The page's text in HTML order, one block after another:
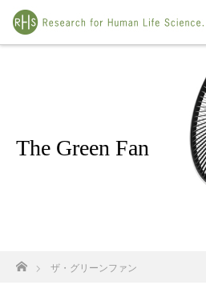
The Green Fan
ホーム
ザ・グリーンファン